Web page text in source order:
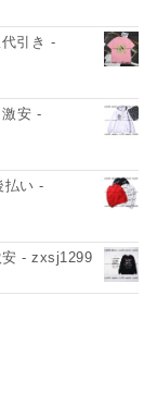
引き -
安 -
払い -
安 - zxsj1299